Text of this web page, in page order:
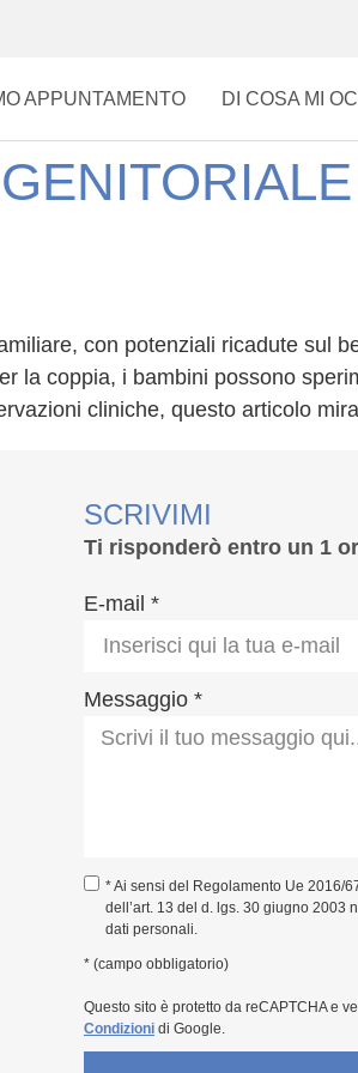
APPUNTAMENTO DI COSA MI
con potenziali ricadute sul
la coppia, i bambini possono
cliniche, questo articolo
SCRIVIMI
Ti risponderò entro un 1
E-mail *
Messaggio *
* Ai sensi del Regolamento Ue 2016/
dell’art. 13 del d. lgs. 30 giugno 2003
dati personali.
* (campo obbligatorio)
Questo sito è protetto da reCAPTCHA e
Condizioni di Google.